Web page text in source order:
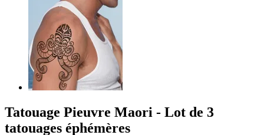
Tatouage Pieuvre Maori - Lot de 3
tatouages éphémères